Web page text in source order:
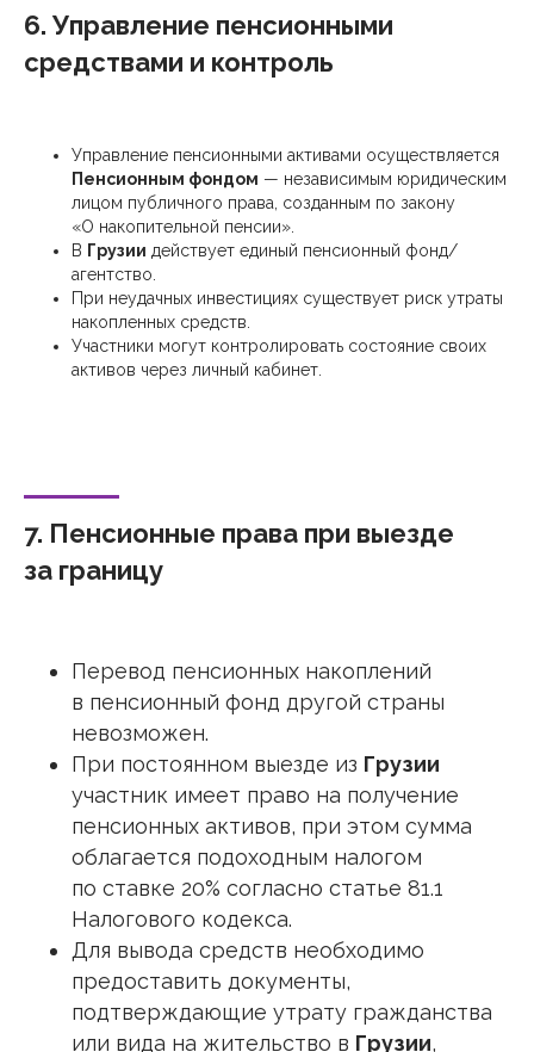
6. Управление пенсионными
средствами и контроль
Управление пенсионными активами осуществляется
Пенсионным фондом — независимым юридическим
лицом публичного права, созданным по закону
«О накопительной пенсии».
В Грузии действует единый пенсионный фонд/
агентство.
При неудачных инвестициях существует риск утраты
накопленных средств.
Участники могут контролировать состояние своих
активов через личный кабинет.
7. Пенсионные права при выезде
за границу
Перевод пенсионных накоплений
в пенсионный фонд другой страны
невозможен.
При постоянном выезде из Грузии
участник имеет право на получение
пенсионных активов, при этом сумма
облагается подоходным налогом
по ставке 20% согласно статье 81.1
Налогового кодекса.
Для вывода средств необходимо
предоставить документы,
подтверждающие утрату гражданства
или вида на жительство в Грузии,